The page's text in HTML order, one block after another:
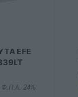
EFE
Φ.Π.Α. 24%